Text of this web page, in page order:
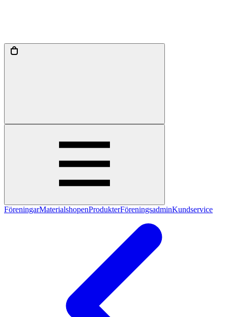
FöreningarMaterialshopenProdukterFöreningsadminKundservice